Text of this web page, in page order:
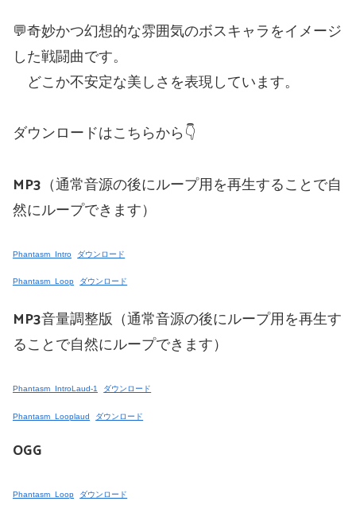
💬奇妙かつ幻想的な雰囲気のボスキャラをイメージ
した戦闘曲です。
どこか不安定な美しさを表現しています。
ダウンロードはこちらから👇
MP3（通常音源の後にループ用を再生することで自
然にループできます）
Phantasm_Intro ダウンロード
Phantasm_Loop ダウンロード
MP3音量調整版（通常音源の後にループ用を再生す
ることで自然にループできます）
Phantasm_IntroLaud-1 ダウンロード
Phantasm_Looplaud ダウンロード
OGG
Phantasm_Loop ダウンロード